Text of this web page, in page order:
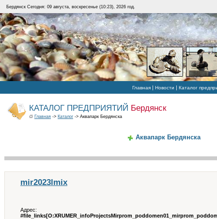
Бердянск Сегодня: 09 августа, воскресенье (10:23), 2026 год.
Главная | Новости | Каталог
КАТАЛОГ ПРЕДПРИЯТИЙ Бердянск
Главная -> Каталог -> Аквапарк Бердянска
Аквапарк Бердянска
mir2023lmix
Адрес: